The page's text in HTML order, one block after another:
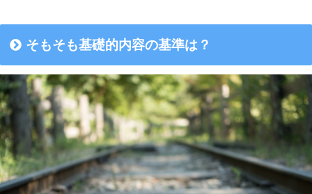
そもそも基礎的内容の基準は？